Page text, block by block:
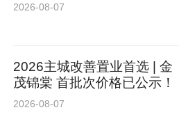
2026-08-07
2026主城改善置业首选 | 金
茂锦棠 首批次价格已公示！
2026-08-07